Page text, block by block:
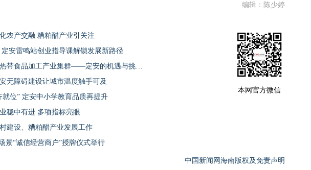
编辑：陈少婷
农产交融 糟粕醋产业引关注
安雷鸣站创业指导课解锁发展新路径
无障碍建设让城市温度触手可及
就位” 定安中小学教育品质再提升
稳中有进 多项指标亮眼
建设、糟粕醋产业发展工作
景“诚信经营商户”授牌仪式举行
本网官方微信
中国新闻网海南版权及免责声明